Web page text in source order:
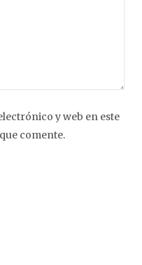
y web en este
comente.